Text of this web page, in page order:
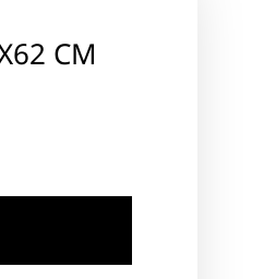
CM